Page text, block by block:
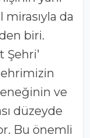
mirasıyla da
biri.
Şehri'
ve
düzeyde
Bu önemli